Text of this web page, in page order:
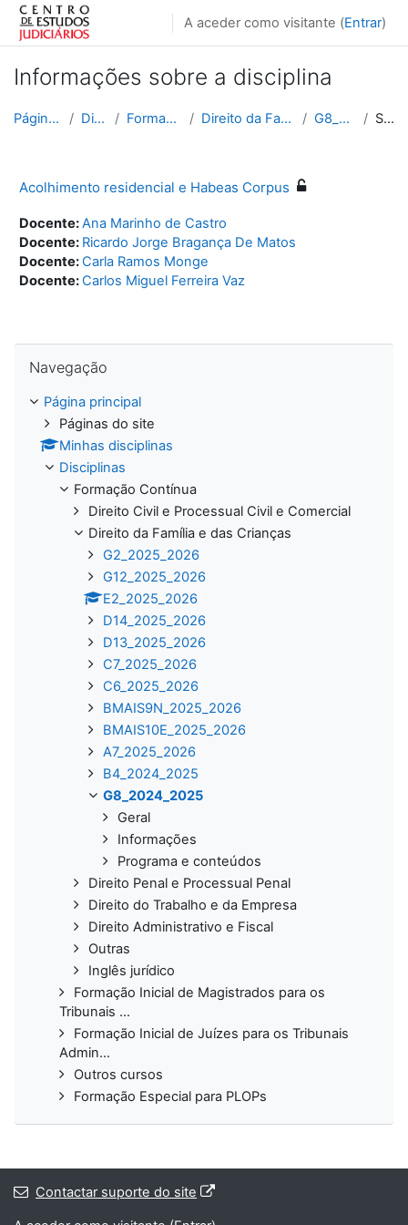
Ir para o conteúdo principal
A aceder como visitante (Entrar)
Informações sobre a disciplina
Página principal Disciplinas Formação Contínua Direito da Família e das Crianças G8_2024_2025 Sumário
Acolhimento residencial e Habeas Corpus
Docente:Ana Marinho de Castro
Docente: Ricardo Jorge Bragança De Matos
Docente:Carla Ramos Monge
Docente:Carlos Miguel Ferreira Vaz
Navegação
Página principal
Páginas do site
Minhas disciplinas
Disciplinas
Formação Contínua
Direito Civil e Processual Civil e Comercial
Direito da Família e das Crianças
G2_2025_2026
G12_2025_2026
E2_2025_2026
D14_2025_2026
D13_2025_2026
C7_2025_2026
C6_2025_2026
BMAIS9N_2025_2026
BMAIS10E_2025_2026
A7_2025_2026
B4_2024_2025
G8_2024_2025
Geral
Informações
Programa e conteúdos
Direito Penal e Processual Penal
Direito do Trabalho e da Empresa
Direito Administrativo e Fiscal
Outras
Inglês jurídico
Formação Inicial de Magistrados para os
Tribunais ...
Formação Inicial de Juízes para os Tribunais
Admin...
Outros cursos
Formação Especial para PLOPs
Contactar suporte do site